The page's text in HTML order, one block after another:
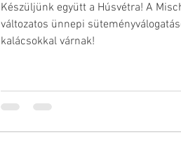
Készüljünk együtt a Húsvétra! A
változatos ünnepi
kalácsokkal várnak!